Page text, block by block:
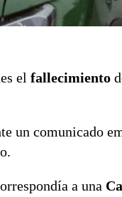
el fallecimiento
un comunicado
a una